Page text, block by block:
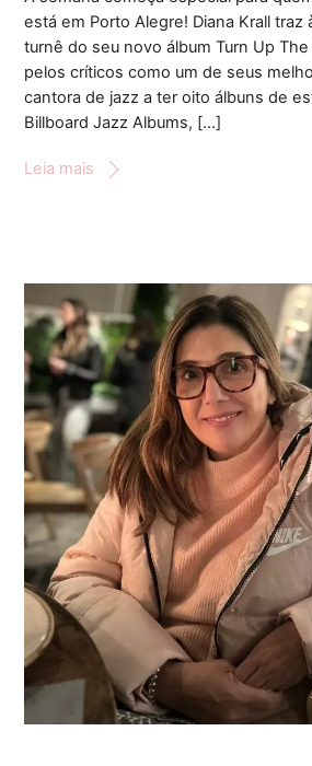
está em Porto Alegre! Diana Krall traz
turnê do seu novo álbum Turn Up
pelos críticos como um de seus
cantora de jazz a ter oito álbuns de
Billboard Jazz Albums, […]
Leia mais